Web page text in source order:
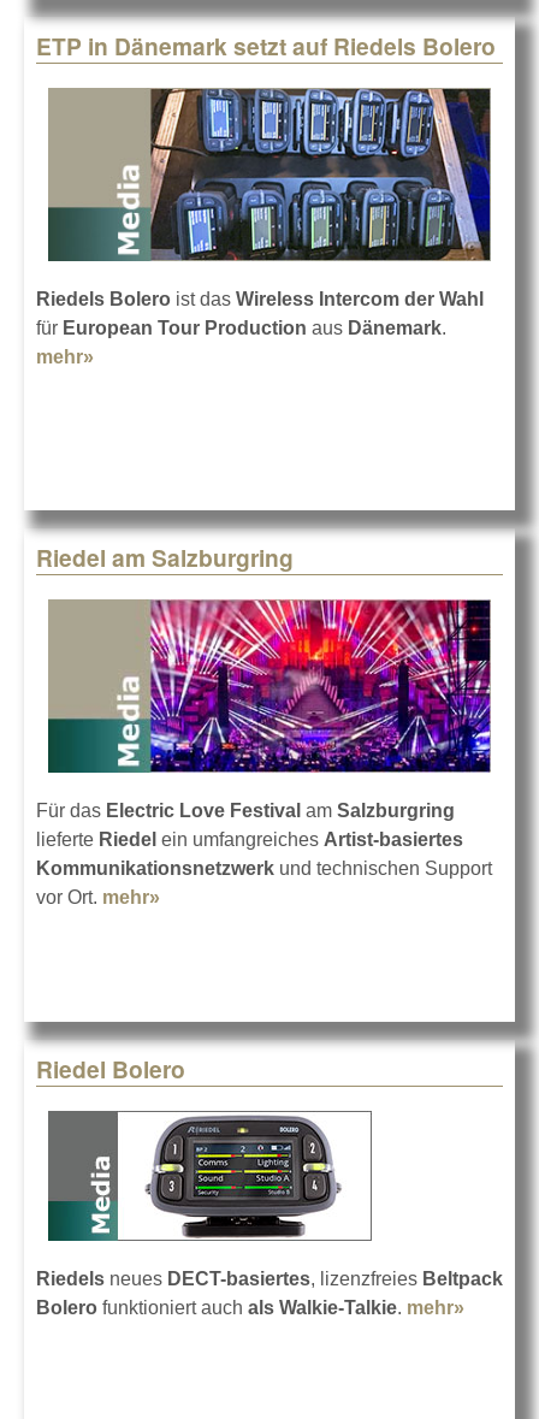
ETP in Dänemark setzt auf Riedels Bolero
Riedels Bolero ist das Wireless Intercom der Wahl
für European Tour Production aus Dänemark.
mehr»
Riedel am Salzburgring
Für das Electric Love Festival am Salzburgring
lieferte Riedel ein umfangreiches Artist-basiertes
Kommunikationsnetzwerk und technischen Support
vor Ort. mehr»
Riedel Bolero
Riedels neues DECT-basiertes, lizenzfreies Beltpack
Bolero funktioniert auch als Walkie-Talkie. mehr»